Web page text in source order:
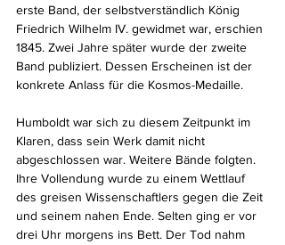
erste Band, der selbstverständlich König
Friedrich Wilhelm IV. gewidmet war, erschien
1845. Zwei Jahre später wurde der zweite
Band publiziert. Dessen Erscheinen ist der
konkrete Anlass für die Kosmos-Medaille.
Humboldt war sich zu diesem Zeitpunkt im
Klaren, dass sein Werk damit nicht
abgeschlossen war. Weitere Bände folgten.
Ihre Vollendung wurde zu einem Wettlauf
des greisen Wissenschaftlers gegen die Zeit
und seinem nahen Ende. Selten ging er vor
drei Uhr morgens ins Bett. Der Tod nahm